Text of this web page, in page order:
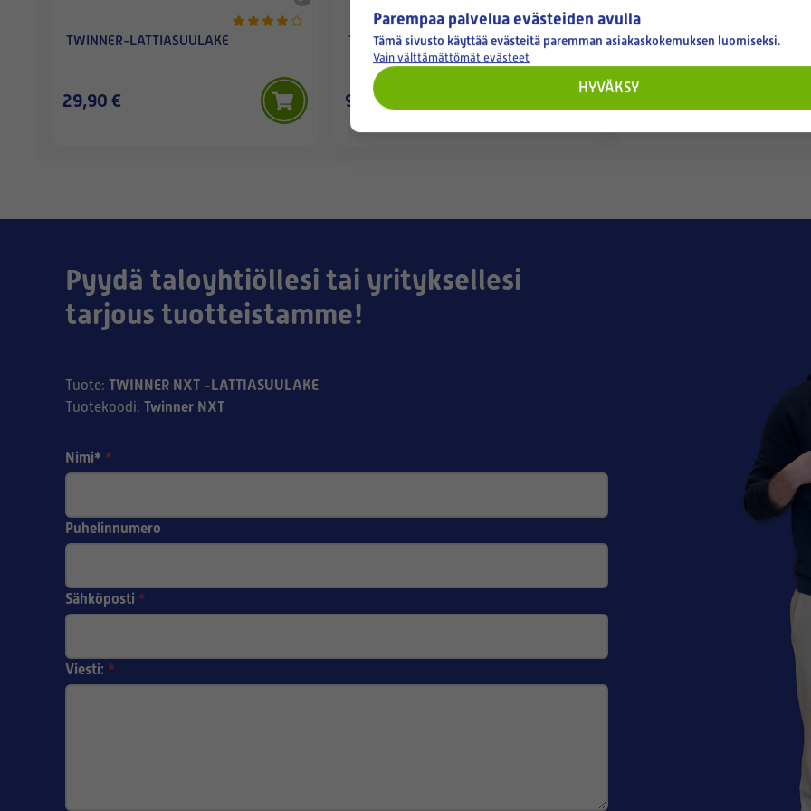
TWINNER-LATTIASUULAKE
29,90 €
TWINNER-PUNAINEN LIUKUPALA
9,90 €
TWINNER-SUULAKKEEN
9,50 €
Pyydä taloyhtiöllesi tai yrityksellesi
tarjous tuotteistamme!
Tuote: TWINNER NXT -LATTIASUULAKE
Tuotekoodi: Twinner NXT
Nimi* *
Puhelinnumero
Sähköposti *
Viesti: *
Parempaa palvelua evästeiden avulla
Tämä sivusto käyttää evästeitä paremman asiakaskokemuksen luomiseksi.
Vain välttämättömät evästeet
HYVÄKSY